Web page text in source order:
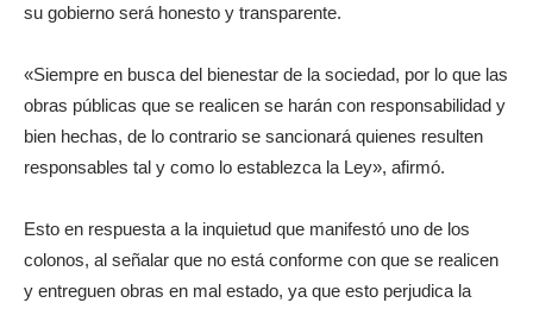
su gobierno será honesto y transparente.
«Siempre en busca del bienestar de la sociedad, por lo que las
obras públicas que se realicen se harán con responsabilidad y
bien hechas, de lo contrario se sancionará quienes resulten
responsables tal y como lo establezca la Ley», afirmó.
Esto en respuesta a la inquietud que manifestó uno de los
colonos, al señalar que no está conforme con que se realicen
y entreguen obras en mal estado, ya que esto perjudica la